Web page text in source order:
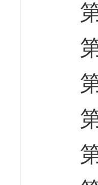
第
第
第
第
第